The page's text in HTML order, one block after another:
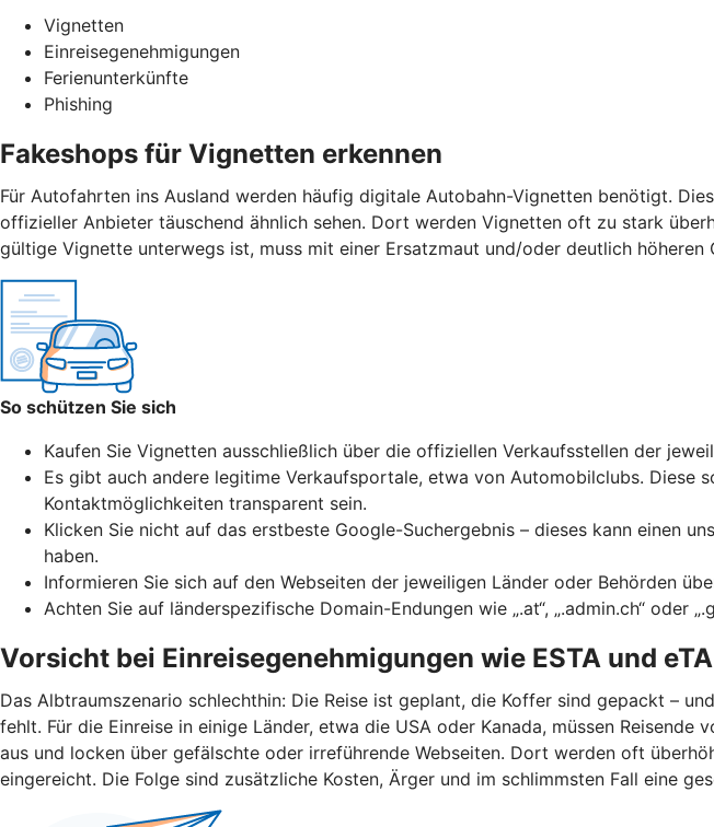
Vignetten
Einreisegenehmigungen
Ferienunterkünfte
Phishing
Fakeshops für Vignetten erkennen
Für Autofahrten ins Ausland werden häufig digitale Autobahn-Vignetten benötigt.
offizieller Anbieter täuschend ähnlich sehen. Dort werden Vignetten oft zu stark
gültige Vignette unterwegs ist, muss mit einer Ersatzmaut und/oder deutlich höheren
So schützen Sie sich
Kaufen Sie Vignetten ausschließlich über die offiziellen Verkaufsstellen der
Es gibt auch andere legitime Verkaufsportale, etwa von Automobilclubs.
Kontaktmöglichkeiten transparent sein.
Klicken Sie nicht auf das erstbeste Google-Suchergebnis – dieses kann einen
haben.
Informieren Sie sich auf den Webseiten der jeweiligen Länder oder Behörden
Achten Sie auf länderspezifische Domain-Endungen wie „.at“, „.admin.ch“ oder
Vorsicht bei Einreisegenehmigungen wie ESTA und eTA
Das Albtraumszenario schlechthin: Die Reise ist geplant, die Koffer sind gepackt –
fehlt. Für die Einreise in einige Länder, etwa die USA oder Kanada, müssen
aus und locken über gefälschte oder irreführende Webseiten. Dort werden oft
eingereicht. Die Folge sind zusätzliche Kosten, Ärger und im schlimmsten Fall eine